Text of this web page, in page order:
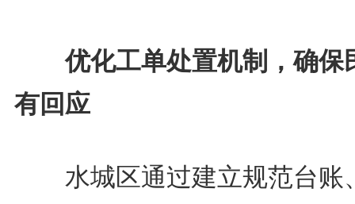
优化工单处置机制，确保
有回应
水城区通过建立规范台账